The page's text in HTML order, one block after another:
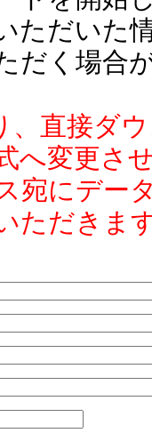
ただいた
だく場合
、直接ダ
へ変更さ
宛にデー
ただきま